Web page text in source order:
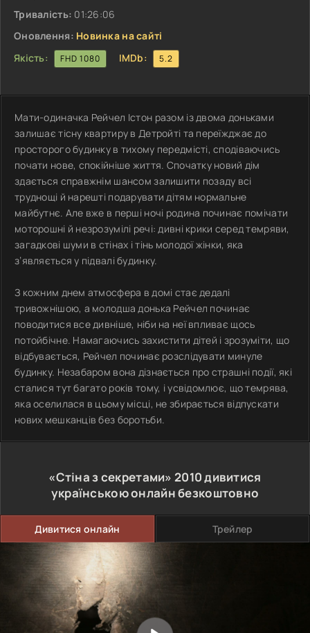
Тривалість: 01:26:06
Оновлення: Новинка на сайті
Якість:
FHD 1080 IMDb: 5.2
Мати-одиначка Рейчел Істон разом із двома доньками
залишає тісну квартиру в Детройті та переїжджає до
просторого будинку в тихому передмісті, сподіваючись
почати нове, спокійніше життя. Спочатку новий дім
здається справжнім шансом залишити позаду всі
труднощі й нарешті подарувати дітям нормальне
майбутнє. Але вже в перші ночі родина починає помічати
моторошні й незрозумілі речі: дивні крики серед темряви,
загадкові шуми в стінах і тінь молодої жінки, яка
з’являється у підвалі будинку.
З кожним днем атмосфера в домі стає дедалі
тривожнішою, а молодша донька Рейчел починає
поводитися все дивніше, ніби на неї впливає щось
потойбічне. Намагаючись захистити дітей і зрозуміти, що
відбувається, Рейчел починає розслідувати минуле
будинку. Незабаром вона дізнається про страшні події, які
сталися тут багато років тому, і усвідомлює, що темрява,
яка оселилася в цьому місці, не збирається відпускати
нових мешканців без боротьби.
«Стіна з секретами» 2010дивитися
українською онлайн безкоштовно
Дивитися онлайн Трейлер